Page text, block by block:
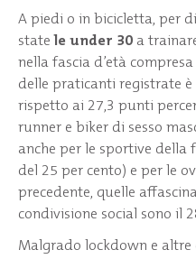
A piedi o in bicicletta, per
statele under 30 a
nella fascia d’età
delle praticanti registrate è
rispetto ai 27,3 punti
runner e biker di sesso
anche per le sportive della
del 25 per cento) e per le
precedente, quelle
condivisione social sono il
Malgrado lockdown e altre